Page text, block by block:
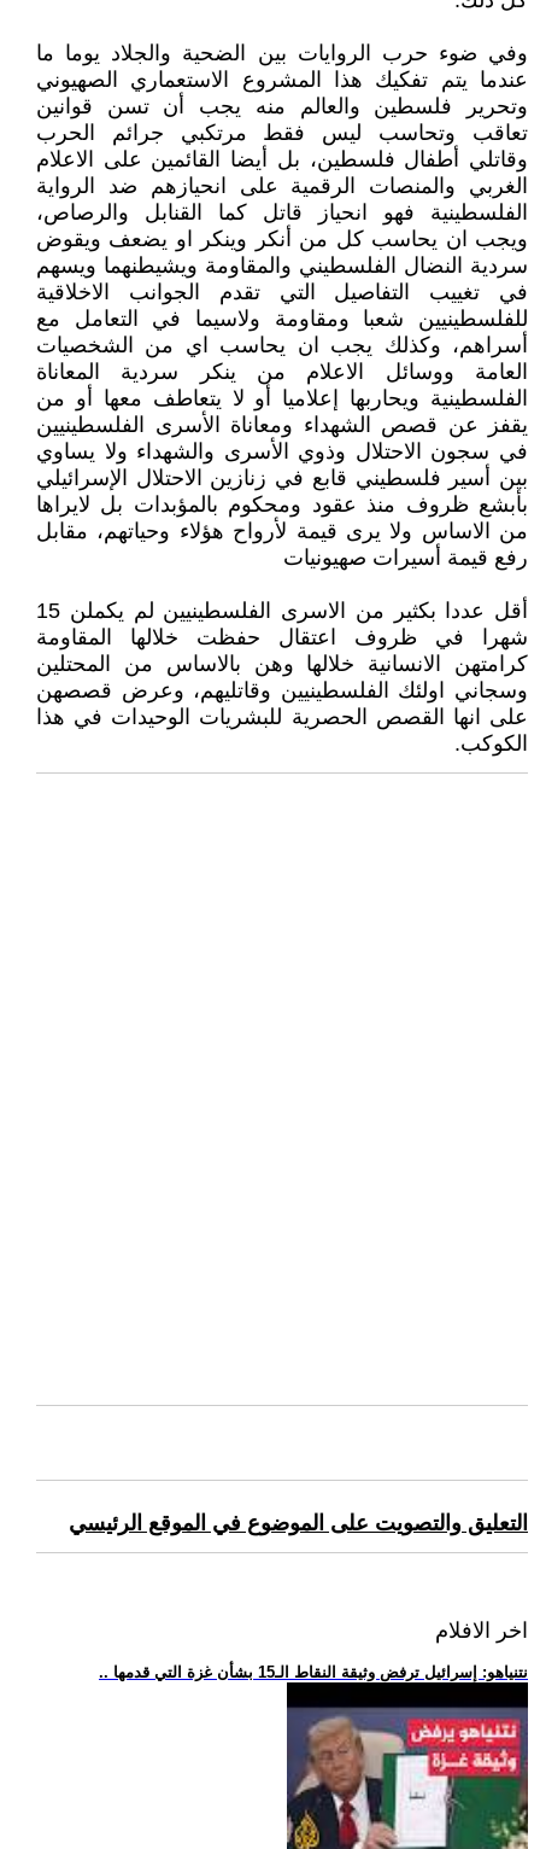
وفي ضوء حرب الروايات بين الضحية والجلاد يوما ما
عندما يتم تفكيك هذا المشروع الاستعماري الصهيوني
وتحرير فلسطين والعالم منه يجب أن تسن قوانين
تعاقب وتحاسب ليس فقط مرتكبي جرائم الحرب
وقاتلي أطفال فلسطين، بل أيضا القائمين على الاعلام
الغربي والمنصات الرقمية على انحيازهم ضد الرواية
الفلسطينية فهو انحياز قاتل كما القنابل والرصاص،
ويجب ان يحاسب كل من أنكر وينكر او يضعف ويقوض
سردية النضال الفلسطيني والمقاومة ويشيطنهما ويسهم
في تغييب التفاصيل التي تقدم الجوانب الاخلاقية
للفلسطينيين شعبا ومقاومة ولاسيما في التعامل مع
أسراهم، وكذلك يجب ان يحاسب اي من الشخصيات
العامة ووسائل الاعلام من ينكر سردية المعاناة
الفلسطينية ويحاربها إعلاميا أو لا يتعاطف معها أو من
يقفز عن قصص الشهداء ومعاناة الأسرى الفلسطينيين
في سجون الاحتلال وذوي الأسرى والشهداء ولا يساوي
بين أسير فلسطيني قابع في زنازين الاحتلال الإسرائيلي
بأبشع ظروف منذ عقود ومحكوم بالمؤبدات بل لايراها
من الاساس ولا يرى قيمة لأرواح هؤلاء وحياتهم، مقابل
رفع قيمة أسيرات صهيونيات
أقل عددا بكثير من الاسرى الفلسطينيين لم يكملن 15
شهرا في ظروف اعتقال حفظت خلالها المقاومة
كرامتهن الانسانية خلالها وهن بالاساس من المحتلين
وسجاني اولئك الفلسطينيين وقاتليهم، وعرض قصصهن
على انها القصص الحصرية للبشريات الوحيدات في هذا
الكوكب.
التعليق والتصويت على الموضوع في الموقع الرئيسي
اخر الافلام
.. نتنياهو: إسرائيل ترفض وثيقة النقاط الـ15 بشأن غزة التي قدمها